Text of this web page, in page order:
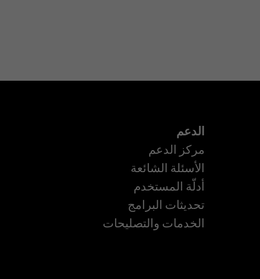
الدعم
مركز الدعم
الأسئلة الشائعة
أدلّة المستخدم
تحديثات البرامج
الخدمات والتصليحات